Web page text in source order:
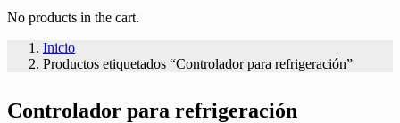
No products in the cart.
Inicio
Productos etiquetados “Controlador para refrigeración”
Controlador para refrigeración